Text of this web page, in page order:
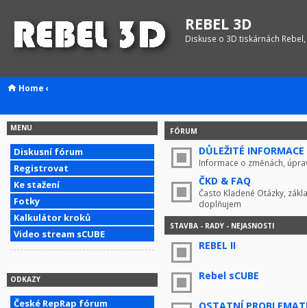
REBEL 3D
Diskuse o 3D tiskárnách
Home ‹
MENU
Diskusní fórum
Registrovat
Ke stažení
Fotky
Kalkulátor kroků
Video stream sCUBE
ODKAZY
České RepRap fórum
FÓRUM
DŮLEŽITÉ INFORMACE
Informace o změnách,
ČKD & FAQ
Často Kladené Otázky,
doplňujem
STAVBA - RADY - NEJASNOSTI
REBEL II
Rebel sCUBE